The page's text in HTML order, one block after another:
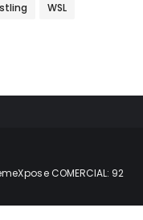
WSL
COMERCIAL: 92